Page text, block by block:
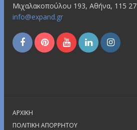
Μιχαλακοπούλου 193, Αθήνα, 115 27
info@expand.gr
ΑΡΧΙΚΉ
ΠΟΛΙΤΙΚΉ ΑΠΟΡΡΉΤΟΥ